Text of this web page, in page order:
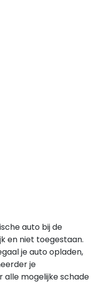
auto bij de
en niet toegestaan.
je auto opladen,
je
alle mogelijke schade